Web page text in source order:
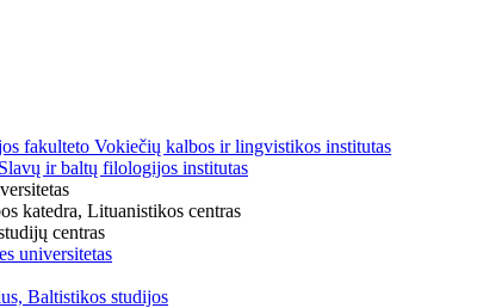
fakulteto Vokiečių kalbos ir lingvistikos institutas
ir baltų filologijos institutas
katedra, Lituanistikos centras
centras
universitetas
Baltistikos studijos